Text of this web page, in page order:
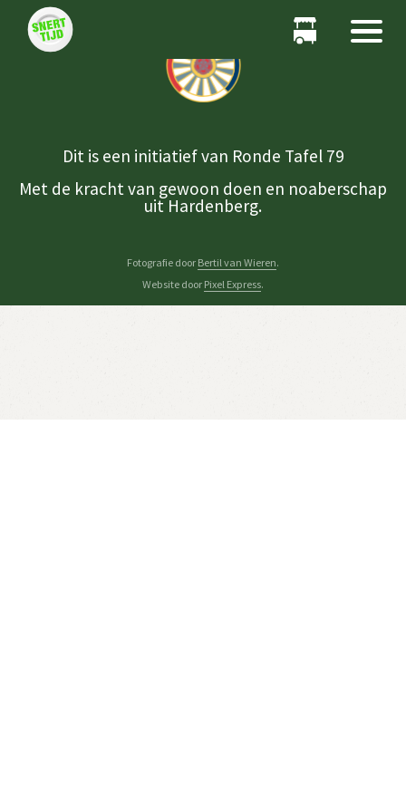
Dit is een initiatief van Ronde Tafel 79
Met de kracht van gewoon doen en noaberschap
uit Hardenberg.
Fotografie door Bertil van Wieren.
Website door Pixel Express.